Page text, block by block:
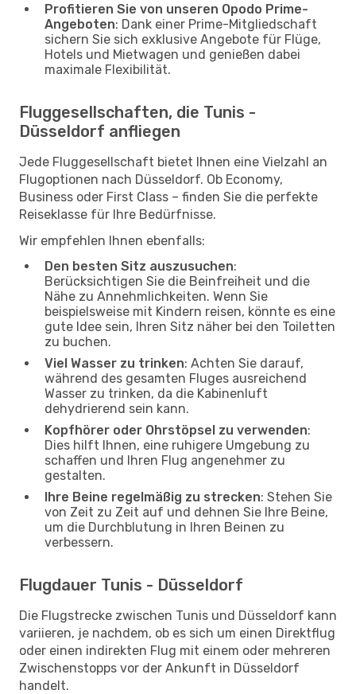
Profitieren Sie von unseren Opodo Prime-
Angeboten: Dank einer Prime-Mitgliedschaft
sichern Sie sich exklusive Angebote für Flüge,
Hotels und Mietwagen und genießen dabei
maximale Flexibilität.
Fluggesellschaften, die Tunis -
Düsseldorf anfliegen
Jede Fluggesellschaft bietet Ihnen eine Vielzahl an
Flugoptionen nach Düsseldorf. Ob Economy,
Business oder First Class – finden Sie die perfekte
Reiseklasse für Ihre Bedürfnisse.
Wir empfehlen Ihnen ebenfalls:
Den besten Sitz auszusuchen:
Berücksichtigen Sie die Beinfreiheit und die
Nähe zu Annehmlichkeiten. Wenn Sie
beispielsweise mit Kindern reisen, könnte es eine
gute Idee sein, Ihren Sitz näher bei den Toiletten
zu buchen.
Viel Wasser zu trinken: Achten Sie darauf,
während des gesamten Fluges ausreichend
Wasser zu trinken, da die Kabinenluft
dehydrierend sein kann.
Kopfhörer oder Ohrstöpsel zu verwenden:
Dies hilft Ihnen, eine ruhigere Umgebung zu
schaffen und Ihren Flug angenehmer zu
gestalten.
Ihre Beine regelmäßig zu strecken: Stehen Sie
von Zeit zu Zeit auf und dehnen Sie Ihre Beine,
um die Durchblutung in Ihren Beinen zu
verbessern.
Flugdauer Tunis - Düsseldorf
Die Flugstrecke zwischen Tunis und Düsseldorf kann
variieren, je nachdem, ob es sich um einen Direktflug
oder einen indirekten Flug mit einem oder mehreren
Zwischenstopps vor der Ankunft in Düsseldorf
handelt.